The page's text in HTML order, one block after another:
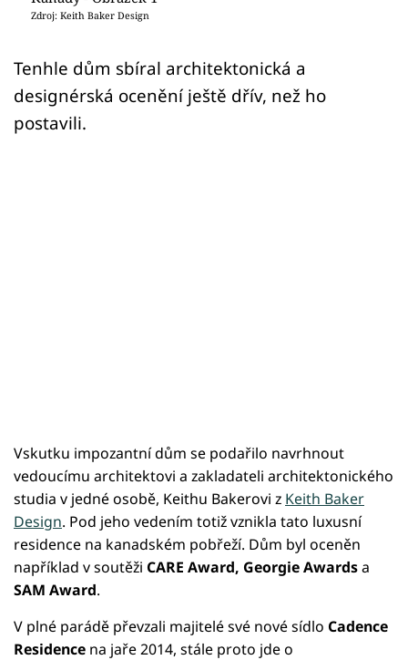
Zdroj: Keith Baker Design
Tenhle dům sbíral architektonická a
designérská ocenění ještě dřív, než ho
postavili.
Vskutku impozantní dům se podařilo navrhnout
vedoucímu architektovi a zakladateli architektonického
studia v jedné osobě, Keithu Bakerovi z Keith Baker
Design. Pod jeho vedením totiž vznikla tato luxusní
residence na kanadském pobřeží. Dům byl oceněn
například v soutěži CARE Award, Georgie Awardsa
SAM Award.
V plné parádě převzali majitelé své nové sídlo Cadence
Residence na jaře 2014, stále proto jde o